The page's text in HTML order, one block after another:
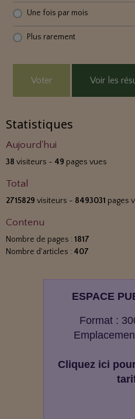
Une fois par mois
Plus rarement
Voter Voir les
Statistiques
Aujourd'hui
38 visiteurs - 49 pages vues
Total
2715829 visiteurs - 8493031 pages
Contenu
Nombre de pages : 1817
Nombre d'articles : 407
ESPACE
Format :
Cliquez ici